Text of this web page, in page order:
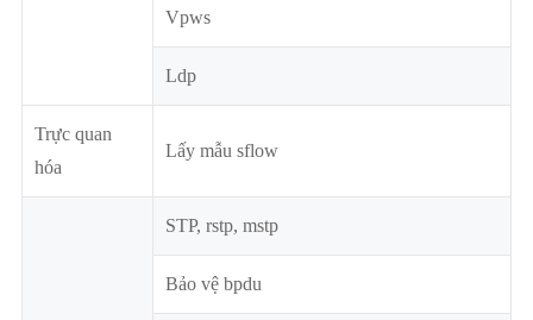
Vpws
Ldp
Trực quan
hóa
Lấy mẫu sflow
STP, rstp, mstp
Bảo vệ bpdu